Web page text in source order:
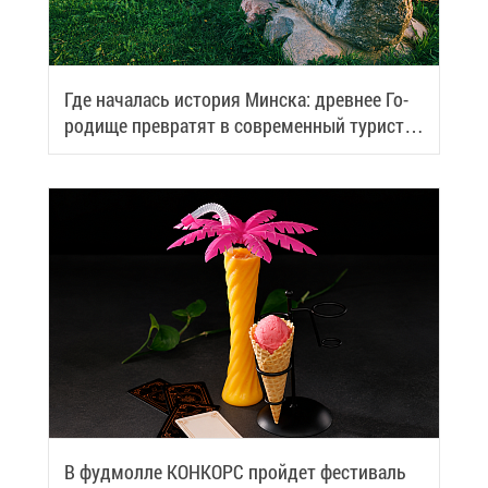
Где на­ча­лась ис­то­рия Мин­ска: древ­нее Го­
ро­ди­ще пре­вра­тят в со­вре­мен­ный ту­ри­сти­
че­ский центр
В фуд­мол­ле КОН­КОРС прой­дет фе­сти­валь